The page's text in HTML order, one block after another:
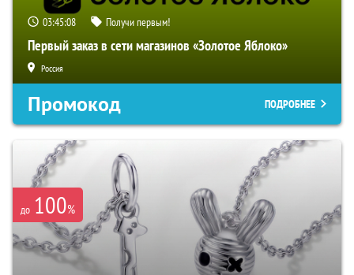
03:45:07 Получи первым!
Первый заказ в сети магазинов «Золотое Яблоко»
Россия
Промокод ПОДРОБНЕЕ
до 100%